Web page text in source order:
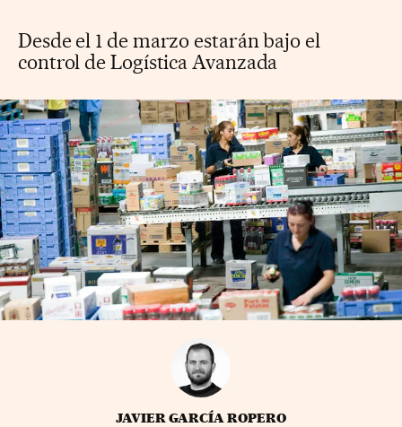
Desde el 1 de marzo estarán bajo el
control de Logística Avanzada
JAVIER GARCÍA ROPERO